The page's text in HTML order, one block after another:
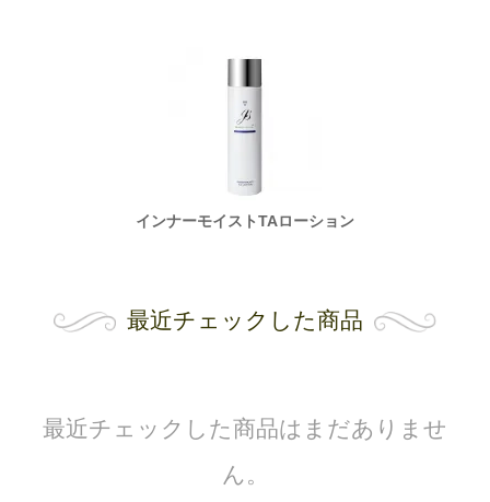
インナーモイストTAローション
最近チェックした商品
最近チェックした商品はまだありませ
ん。